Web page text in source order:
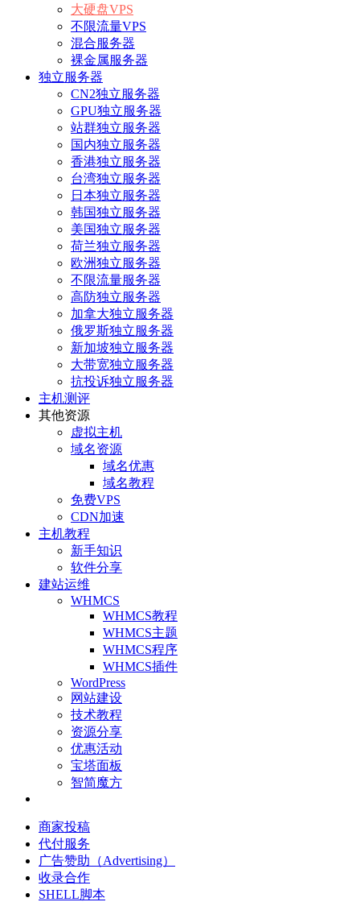
大硬盘VPS
不限流量VPS
混合服务器
裸金属服务器
独立服务器
CN2独立服务器
GPU独立服务器
站群独立服务器
国内独立服务器
香港独立服务器
台湾独立服务器
日本独立服务器
韩国独立服务器
美国独立服务器
荷兰独立服务器
欧洲独立服务器
不限流量服务器
高防独立服务器
加拿大独立服务器
俄罗斯独立服务器
新加坡独立服务器
大带宽独立服务器
抗投诉独立服务器
主机测评
其他资源
虚拟主机
域名资源
域名优惠
域名教程
免费VPS
CDN加速
主机教程
新手知识
软件分享
建站运维
WHMCS
WHMCS教程
WHMCS主题
WHMCS程序
WHMCS插件
WordPress
网站建设
技术教程
资源分享
优惠活动
宝塔面板
智简魔方
商家投稿
代付服务
广告赞助（Advertising）
收录合作
SHELL脚本